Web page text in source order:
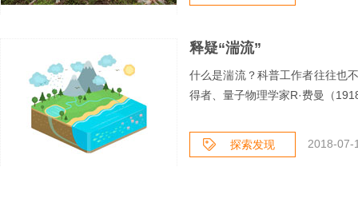
释疑“湍流”
什么是湍流？科普工作者往往也
得者、量子物理学家R·费曼（
探索发现 2018-07-